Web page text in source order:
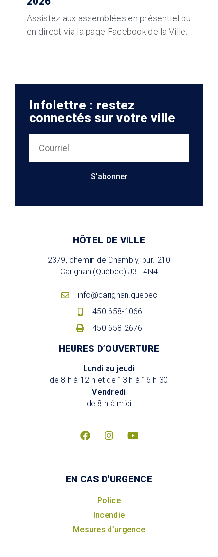
Assistez aux assemblées en présentiel ou
en direct via la page Facebook de la Ville.
Infolettre : restez
connectés sur votre ville
S'abonner
HÔTEL DE VILLE
2379, chemin de Chambly, bur. 210
Carignan (Québec) J3L 4N4
info@carignan.quebec
450 658-1066
450 658-2676
HEURES D’OUVERTURE
Lundi au jeudi
de 8 h à 12 h et de 13 h à 16 h 30
Vendredi
de 8 h à midi
EN CAS D'URGENCE
Police
Incendie
Mesures d’urgence